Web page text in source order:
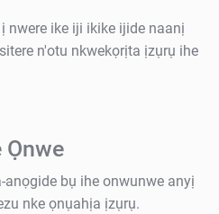
nwere ike iji ikike ijide naanị
n'otu nkwekọrịta ịzụrụ ihe
Ọnwe
anọgide bụ ihe onwunwe anyị
nke ọnụahịa ịzụrụ.